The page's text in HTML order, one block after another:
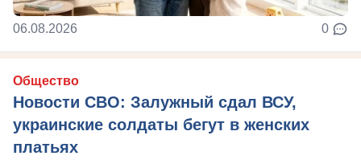
06.08.2026 0
Общество
Новости СВО: Залужный сдал ВСУ,
украинские солдаты бегут в женских
платьях